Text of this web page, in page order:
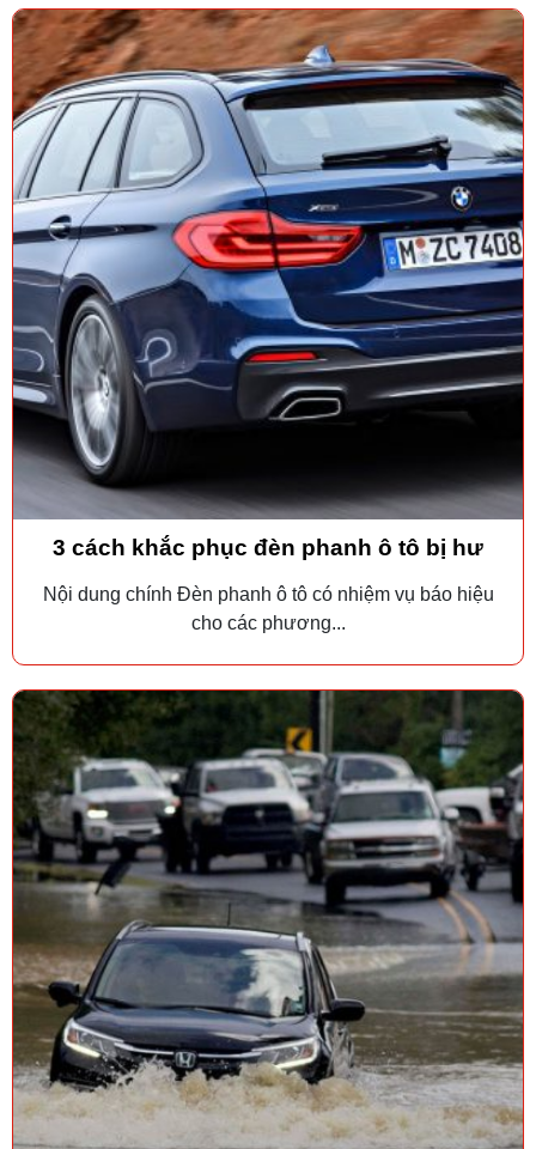
3 cách khắc phục đèn phanh ô tô bị hư
Nội dung chính Đèn phanh ô tô có nhiệm vụ báo hiệu
cho các phương...